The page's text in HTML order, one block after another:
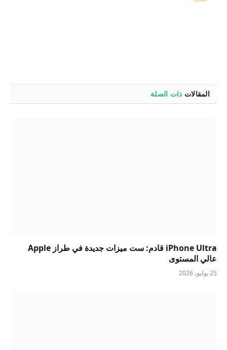
المقالات ذات الصلة
iPhone Ultra قادم: ست ميزات جديدة في طراز Apple
عالي المستوى
25 يوليو، 2026